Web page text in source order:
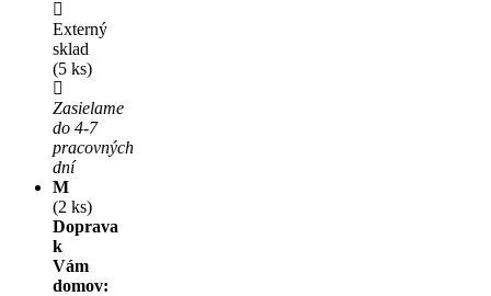
Externý
sklad
(5 ks)
Zasielame
do 4-7
pracovných
dní
M
(2 ks)
Doprava
k
Vám
domov: